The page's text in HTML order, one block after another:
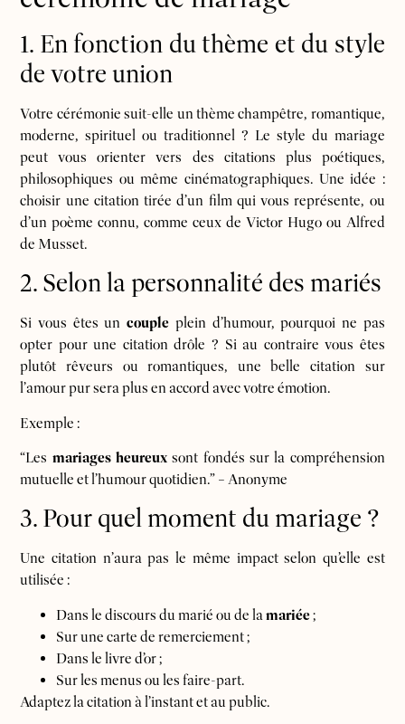
1. En fonction du thème et du style
de votre union
Votre cérémonie suit-elle un thème champêtre, romantique,
moderne, spirituel ou traditionnel ? Le style du mariage
peut vous orienter vers des citations plus poétiques,
philosophiques ou même cinématographiques. Une idée :
choisir une citation tirée d’un film qui vous représente, ou
d’un poème connu, comme ceux de Victor Hugo ou Alfred
de Musset.
2. Selon la personnalité des mariés
Si vous êtes uncouple plein d’humour, pourquoi ne pas
opter pour une citation drôle ? Si au contraire vous êtes
plutôt rêveurs ou romantiques, une belle citation sur
l’amour pur sera plus en accord avec votre émotion.
Exemple :
“Les mariages heureux sont fondés sur la compréhension
mutuelle et l’humour quotidien.” – Anonyme
3. Pour quel moment du mariage ?
Une citation n’aura pas le même impact selon qu’elle est
utilisée :
Dans le discours du marié ou de lamariée;
Sur une carte de remerciement ;
Dans le livre d’or ;
Sur les menus ou les faire-part.
Adaptez la citation à l’instant et au public.